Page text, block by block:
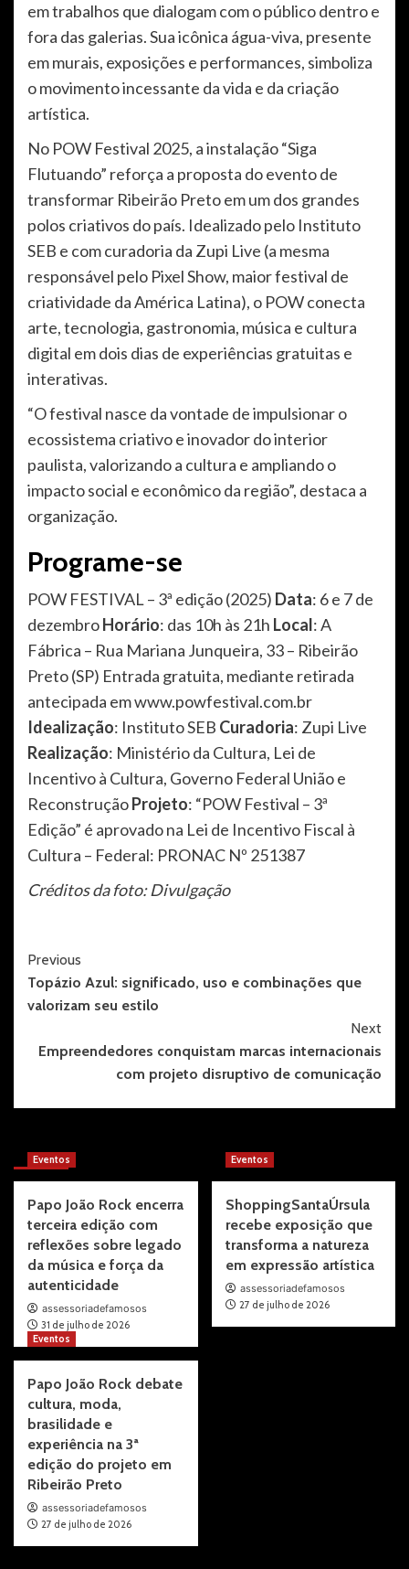
em trabalhos que dialogam com o público dentro e
fora das galerias. Sua icônica água-viva, presente
em murais, exposições e performances, simboliza
o movimento incessante da vida e da criação
artística.
No POW Festival 2025, a instalação “Siga
Flutuando” reforça a proposta do evento de
transformar Ribeirão Preto em um dos grandes
polos criativos do país. Idealizado pelo Instituto
SEB e com curadoria da Zupi Live (a mesma
responsável pelo Pixel Show, maior festival de
criatividade da América Latina), o POW conecta
arte, tecnologia, gastronomia, música e cultura
digital em dois dias de experiências gratuitas e
interativas.
“O festival nasce da vontade de impulsionar o
ecossistema criativo e inovador do interior
paulista, valorizando a cultura e ampliando o
impacto social e econômico da região”, destaca a
organização.
Programe-se
POW FESTIVAL – 3ª edição (2025) Data: 6 e 7 de
dezembroHorário: das 10h às 21h Local: A
Fábrica – Rua Mariana Junqueira, 33 – Ribeirão
Preto (SP) Entrada gratuita, mediante retirada
antecipada em www.powfestival.com.br
Idealização: Instituto SEB Curadoria: Zupi Live
Realização: Ministério da Cultura, Lei de
Incentivo à Cultura, Governo Federal União e
ReconstruçãoProjeto: “POW Festival – 3ª
Edição” é aprovado na Lei de Incentivo Fiscal à
Cultura – Federal: PRONAC Nº 251387
Créditos da foto: Divulgação
Post
Navigation
Previous
Topázio Azul: significado, uso e combinações que
valorizam seu estilo
Next
Empreendedores conquistam marcas internacionais
com projeto disruptivo de comunicação
More Stories
Eventos
Papo João Rock encerra
terceira edição com
reflexões sobre legado
da música e força da
autenticidade
assessoriadefamosos
31 de julho de 2026
Eventos
ShoppingSantaÚrsula
recebe exposição que
transforma a natureza
em expressão artística
assessoriadefamosos
27 de julho de 2026
Eventos
Papo João Rock debate
cultura, moda,
brasilidade e
experiência na 3ª
edição do projeto em
Ribeirão Preto
assessoriadefamosos
27 de julho de 2026